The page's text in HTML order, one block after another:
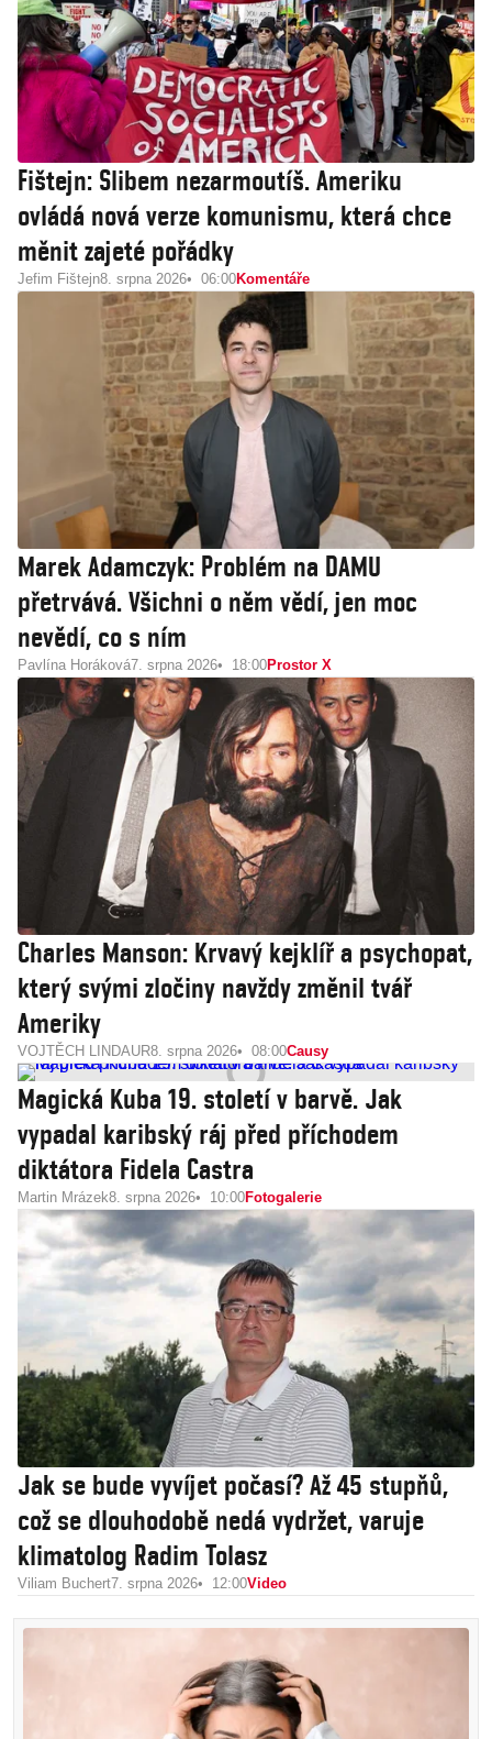
Fištejn: Slibem nezarmoutíš. Ameriku
ovládá nová verze komunismu, která chce
měnit zajeté pořádky
Jefim Fištejn8. srpna 2026 06:00Komentáře
Marek Adamczyk: Problém na DAMU
přetrvává. Všichni o něm vědí, jen moc
nevědí, co s ním
Pavlína Horáková7. srpna 2026 18:00Prostor X
Charles Manson: Krvavý kejklíř a psychopat,
který svými zločiny navždy změnil tvář
Ameriky
VOJTĚCH LINDAUR8. srpna 2026 08:00Causy
Magická Kuba 19. století v barvě. Jak
vypadal karibský ráj před příchodem
diktátora Fidela Castra
Martin Mrázek8. srpna 2026 10:00Fotogalerie
Jak se bude vyvíjet počasí? Až 45 stupňů,
což se dlouhodobě nedá vydržet, varuje
klimatolog Radim Tolasz
Viliam Buchert7. srpna 2026 12:00Video